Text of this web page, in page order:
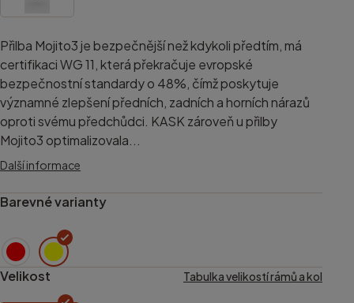
Přilba Mojito3 je bezpečnější než kdykoli předtím, má
certifikaci WG 11, která překračuje evropské
bezpečnostní standardy o 48%, čímž poskytuje
významné zlepšení předních, zadních a horních nárazů
oproti svému předchůdci. KASK zároveň u přilby
Mojito3 optimalizovala...
Další informace
Barevné varianty
Velikost Tabulka velikostí rámů a kol